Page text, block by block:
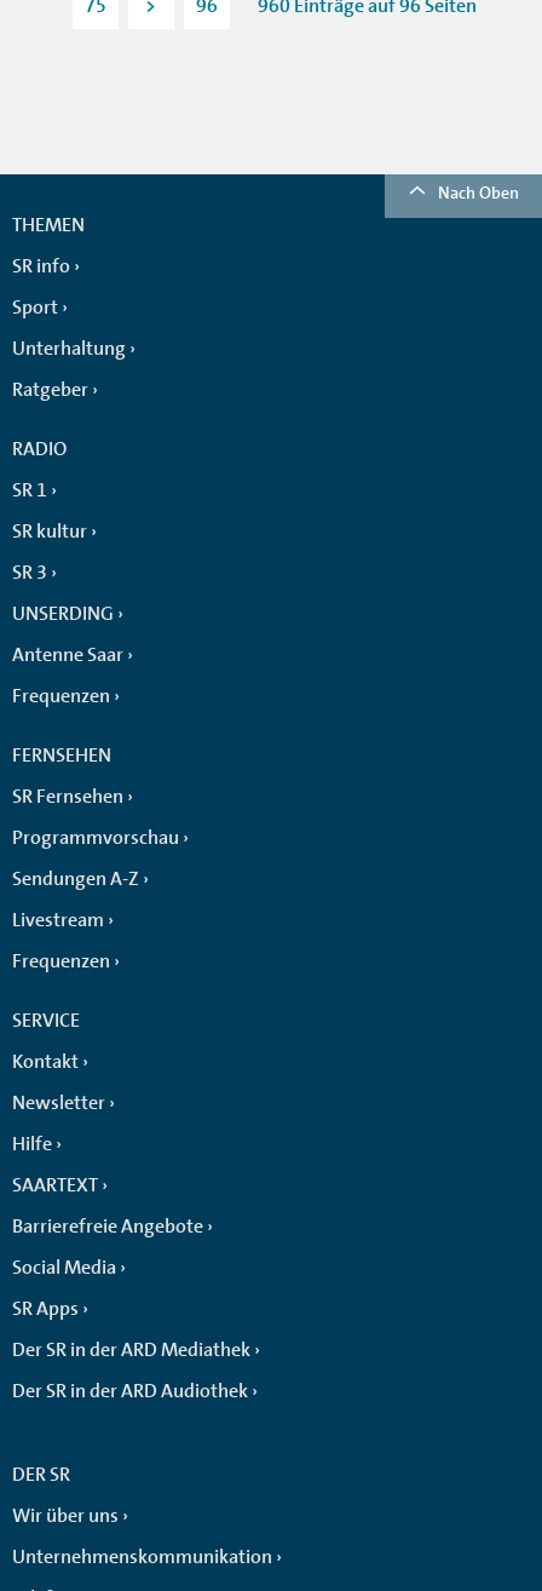
75 > 96 960 Einträge auf 96 Seiten
Nach Oben
THEMEN
SR info
Sport
Unterhaltung
Ratgeber
RADIO
SR 1
SR kultur
SR 3
UNSERDING
Antenne Saar
Frequenzen
FERNSEHEN
SR Fernsehen
Programmvorschau
Sendungen A-Z
Livestream
Frequenzen
SERVICE
Kontakt
Newsletter
Hilfe
SAARTEXT
Barrierefreie Angebote
Social Media
SR Apps
Der SR in der ARD Mediathek
Der SR in der ARD Audiothek
DER SR
Wir über uns
Unternehmenskommunikation